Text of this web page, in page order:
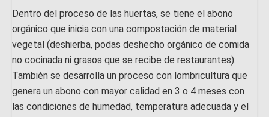
Dentro del proceso de las huertas, se tiene el abono
orgánico que inicia con una compostación de material
vegetal (deshierba, podas deshecho orgánico de comida
no cocinada ni grasos que se recibe de restaurantes).
También se desarrolla un proceso con lombricultura que
genera un abono con mayor calidad en 3 o 4 meses con
las condiciones de humedad, temperatura adecuada y el